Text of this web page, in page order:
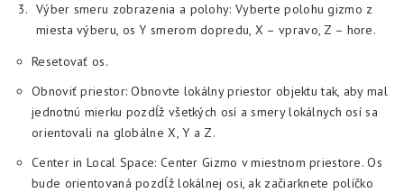
Výber smeru zobrazenia a polohy: Vyberte polohu gizmo z
miesta výberu, os Y smerom dopredu, X – vpravo, Z – hore.
Resetovať os.
Obnoviť priestor: Obnovte lokálny priestor objektu tak, aby mal
jednotnú mierku pozdĺž všetkých osí a smery lokálnych osí sa
orientovali na globálne X, Y a Z.
Center in Local Space: Center Gizmo v miestnom priestore. Os
bude orientovaná pozdĺž lokálnej osi, ak začiarknete políčko